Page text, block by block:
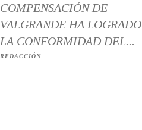
COMPENSACIÓN DE
VALGRANDE HA LOGRADO
LA CONFORMIDAD DEL...
REDACCIÓN